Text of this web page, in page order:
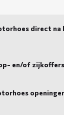
direct na
en/of